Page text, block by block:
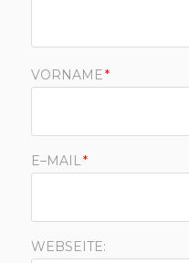
VORNAME*
E–MAIL*
WEBSEITE: